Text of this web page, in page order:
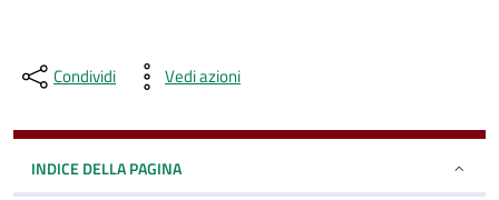
Condividi Vedi azioni
INDICE DELLA PAGINA